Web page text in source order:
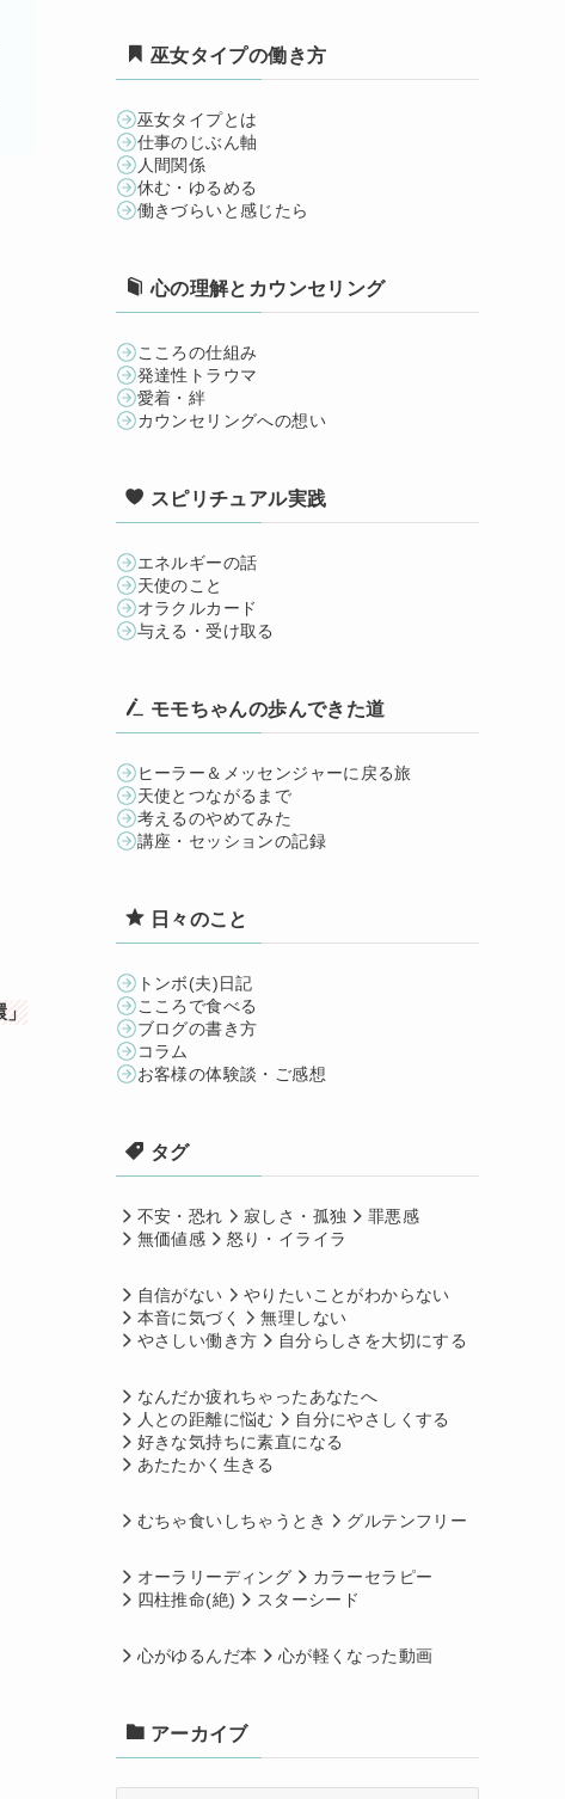
巫女タイプの働き方
巫女タイプとは
仕事のじぶん軸
人間関係
休む・ゆるめる
働きづらいと感じたら
心の理解とカウンセリング
こころの仕組み
発達性トラウマ
愛着・絆
カウンセリングへの想い
スピリチュアル実践
エネルギーの話
天使のこと
オラクルカード
与える・受け取る
モモちゃんの歩んできた道
ヒーラー＆メッセンジャーに戻る旅
天使とつながるまで
考えるのやめてみた
講座・セッションの記録
日々のこと
トンボ(夫)日記
こころで食べる
ブログの書き方
コラム
お客様の体験談・ご感想
タグ
不安・恐れ 寂しさ・孤独
罪悪感
無価値感
怒り・イライラ
自信がない
やりたいことがわからない
本音に気づく
無理しない
やさしい働き方
自分らしさを大切にする
なんだか疲れちゃったあなたへ
人との距離に悩む
自分にやさしくする
好きな気持ちに素直になる
あたたかく生きる
むちゃ食いしちゃうとき グルテンフリー
オーラリーディング
カラーセラピー
四柱推命(絶)
スターシード
心がゆるんだ本 心が軽くなった動画
アーカイブ